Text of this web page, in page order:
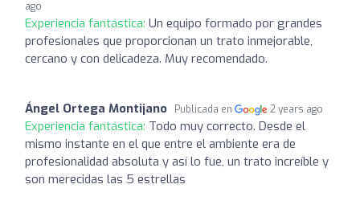
ago
Experiencia fantástica: Un equipo formado por grandes
profesionales que proporcionan un trato inmejorable,
cercano y con delicadeza. Muy recomendado.
Ángel Ortega Montijano Publicada en 2 years ago
Experiencia fantástica: Todo muy correcto. Desde el
mismo instante en el que entre el ambiente era de
profesionalidad absoluta y así lo fue, un trato increíble y
son merecidas las 5 estrellas